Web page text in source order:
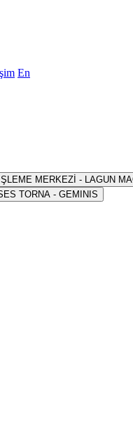
En
MERKEZİ - LAGUN
TORNA - GEMINIS